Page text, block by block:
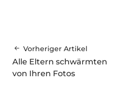
Vorheriger Artikel
Alle Eltern schwärmten
von Ihren Fotos